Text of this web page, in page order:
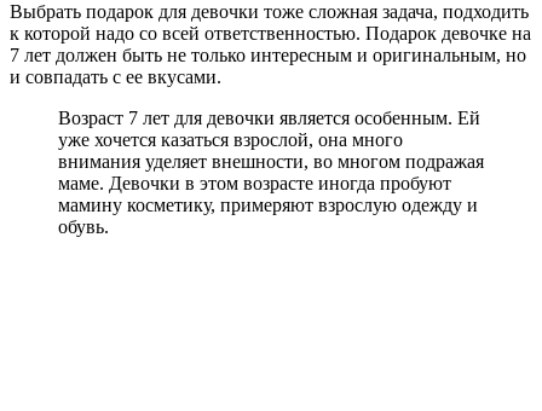
Выбрать подарок для девочки тоже сложная задача, подходить
к которой надо со всей ответственностью. Подарок девочке на
7 лет должен быть не только интересным и оригинальным, но
и совпадать с ее вкусами.
Возраст 7 лет для девочки является особенным. Ей
уже хочется казаться взрослой, она много
внимания уделяет внешности, во многом подражая
маме. Девочки в этом возрасте иногда пробуют
мамину косметику, примеряют взрослую одежду и
обувь.